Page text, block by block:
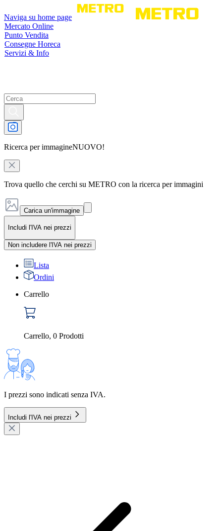
Naviga su home page
Mercato Online
Punto Vendita
Consegne Horeca
Servizi & Info
Ricerca per immagineNUOVO!
Trova quello che cerchi su METRO con la ricerca per immagini
Carica un'immagine
Includi l'IVA nei prezzi
Non includere l'IVA nei prezzi
Lista
Ordini
Carrello
Carrello, 0 Prodotti
I prezzi sono indicati senza IVA.
Includi l'IVA nei prezzi